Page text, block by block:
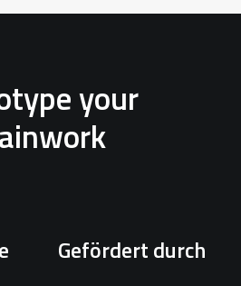
your
Gefördert durch